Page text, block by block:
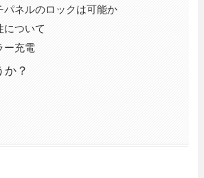
パネルのロックは可能か
について
ー充電
か？